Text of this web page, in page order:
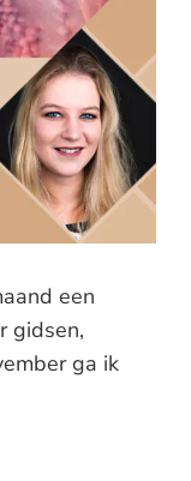
een
gidsen,
ga ik